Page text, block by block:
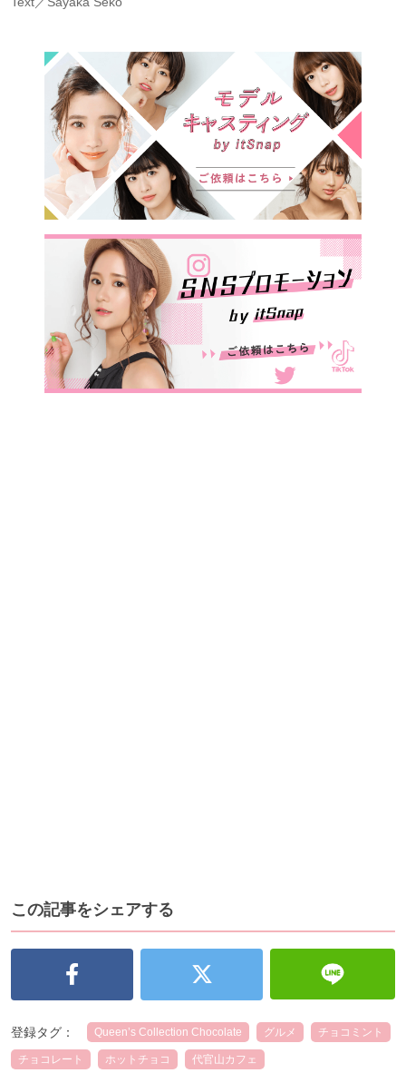
この記事をシェアする
登録タグ： Queen’s Collection Chocolate グルメ チョコミント
チョコレート ホットチョコ 代官山カフェ